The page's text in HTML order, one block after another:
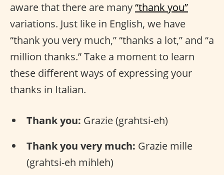
aware that there are many“thank you”
variations. Just like in English, we have
“thank you very much,” “thanks a lot,” and “a
million thanks.” Take a moment to learn
these different ways of expressing your
thanks in Italian.
Thank you: Grazie (grahtsi-eh)
Thank you very much: Grazie mille
(grahtsi-eh mihleh)